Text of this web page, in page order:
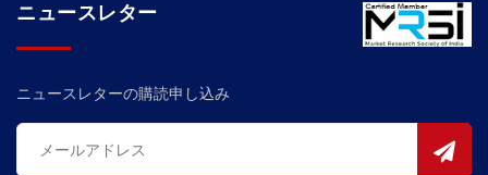
ニュースレター
ニュースレターの購読申し込み